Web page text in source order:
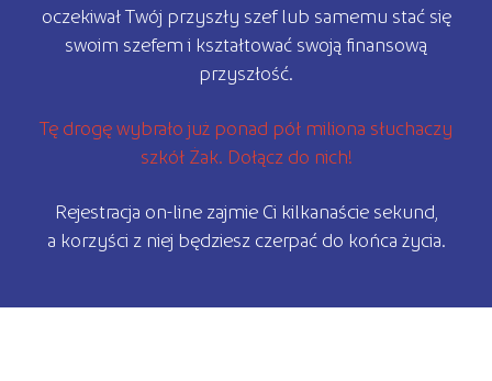
oczekiwał Twój przyszły szef lub samemu stać się
swoim szefem i kształtować swoją finansową
przyszłość.
Tę drogę wybrało już ponad pół miliona słuchaczy
szkół Żak. Dołącz do nich!
Rejestracja on-line zajmie Ci kilkanaście sekund,
a korzyści z niej będziesz czerpać do końca życia.